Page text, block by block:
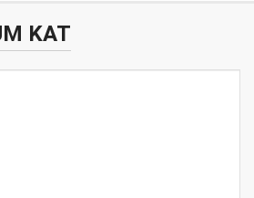
KAT